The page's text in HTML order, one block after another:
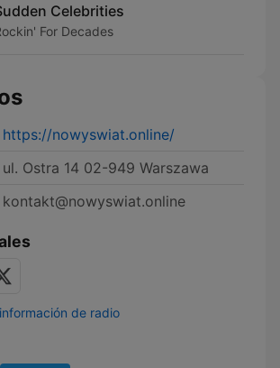
Celebrities
For Decades
https://nowyswiat.online/
ul. Ostra 14 02-949 Warszawa
kontakt@nowyswiat.online
de radio